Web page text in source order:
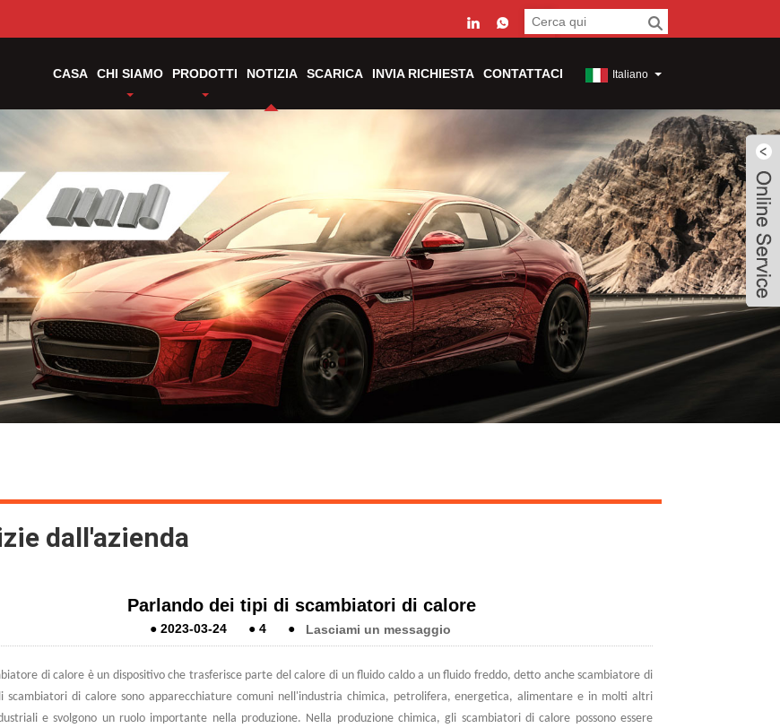
CASA CHI SIAMO PRODOTTI NOTIZIA SCARICA INVIA RICHIESTA CONTATTACI Italiano
dall'azienda
Parlando dei tipi di scambiatori di calore
● 2023-03-24 ● 4 ● Lasciami un messaggio
di calore è un dispositivo che trasferisce parte del calore di un fluido caldo a un fluido freddo, detto anche scambiatore di
scambiatori di calore sono apparecchiature comuni nell'industria chimica, petrolifera, energetica, alimentare e in molti altri
e svolgono un ruolo importante nella produzione. Nella produzione chimica, gli scambiatori di calore possono essere